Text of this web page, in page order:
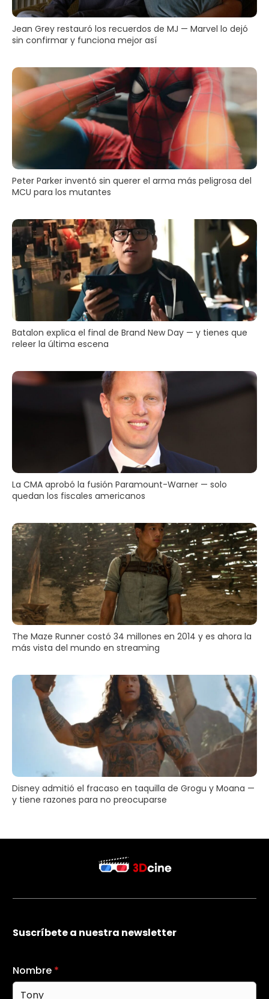
Jean Grey restauró los recuerdos de MJ — Marvel lo dejó
sin confirmar y funciona mejor así
Peter Parker inventó sin querer el arma más peligrosa del
MCU para los mutantes
Batalon explica el final de Brand New Day — y tienes que
releer la última escena
La CMA aprobó la fusión Paramount-Warner — solo
quedan los fiscales americanos
The Maze Runner costó 34 millones en 2014 y es ahora la
más vista del mundo en streaming
Disney admitió el fracaso en taquilla de Grogu y Moana —
y tiene razones para no preocuparse
Suscríbete a nuestra newsletter
Nombre *